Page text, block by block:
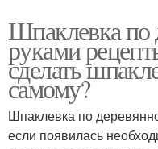
Шпаклевка по
руками
сделать
самому?
Шпаклевка по
если появилась